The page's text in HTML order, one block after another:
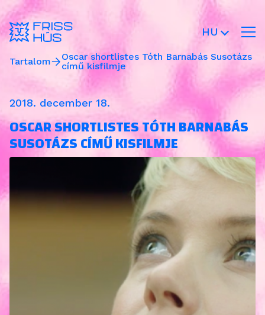
HU
Tartalom
Oscar shortlistes Tóth Barnabás Susotázs
című kisfilmje
2018. december 18.
OSCAR SHORTLISTES TÓTH BARNABÁS
SUSOTÁZS CÍMŰ KISFILMJE